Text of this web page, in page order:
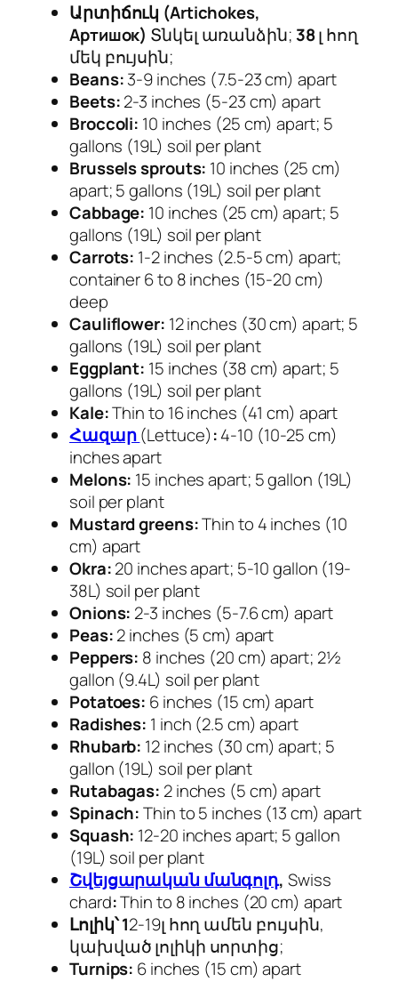
Արտիճուկ (Artichokes,
Артишок) Տնկել առանձին; 38լ հող
մեկ բույսին;
Beans:3-9 inches (7.5-23 cm) apart
Beets:2-3 inches (5-23 cm) apart
Broccoli: 10 inches (25 cm) apart; 5
gallons (19L) soil per plant
Brussels sprouts: 10 inches (25 cm)
apart; 5 gallons (19L) soil per plant
Cabbage: 10 inches (25 cm) apart; 5
gallons (19L) soil per plant
Carrots: 1-2 inches (2.5-5 cm) apart;
container 6 to 8 inches (15-20 cm)
deep
Cauliflower: 12 inches (30 cm) apart; 5
gallons (19L) soil per plant
Eggplant: 15 inches (38 cm) apart; 5
gallons (19L) soil per plant
Kale:Thin to 16 inches (41 cm) apart
Հազար(Lettuce):4-10 (10-25 cm)
inches apart
Melons: 15 inches apart; 5 gallon (19L)
soil per plant
Mustard greens:Thin to 4 inches (10
cm) apart
Okra:20 inches apart; 5-10 gallon (19-
38L) soil per plant
Onions: 2-3 inches (5-7.6 cm) apart
Peas:2 inches (5 cm) apart
Peppers: 8 inches (20 cm) apart; 2½
gallon (9.4L) soil per plant
Potatoes: 6 inches (15 cm) apart
Radishes: 1 inch (2.5 cm) apart
Rhubarb: 12 inches (30 cm) apart; 5
gallon (19L) soil per plant
Rutabagas: 2 inches (5 cm) apart
Spinach:Thin to 5 inches (13 cm) apart
Squash: 12-20 inches apart; 5 gallon
(19L) soil per plant
Շվեյցարական մանգոլդ, Swiss
chard:Thin to 8 inches (20 cm) apart
Լոլիկ՝ 12-19լ հող ամեն բույսին,
կախված լոլիկի սորտից;
Turnips: 6 inches (15 cm) apart